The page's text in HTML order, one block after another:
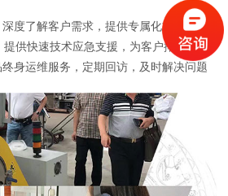
度了解客户需求，提供专属化方案定制
供快速技术应急支援，为客户排忧解难
身运维服务，定期回访，及时解决问题